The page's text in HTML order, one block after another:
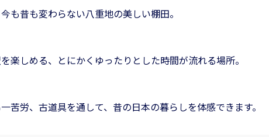
も昔も変わらない八重地の美しい棚田。
楽しめる、とにかくゆったりとした時間が流れる場所。
苦労、古道具を通して、昔の日本の暮らしを体感できます。